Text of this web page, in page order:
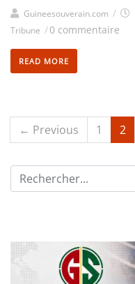
Guineesouverain.com /
Tribune /0 commentaire
READ MORE
← Previous 1 2